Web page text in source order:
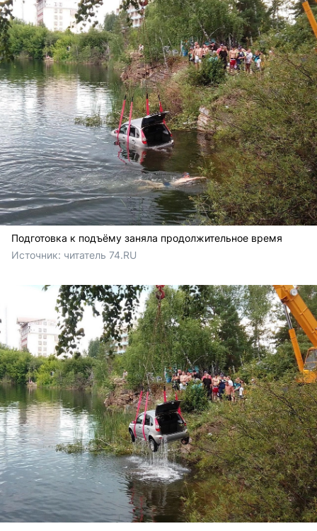
Подготовка к подъёму заняла продолжительное время
Источник: читатель 74.RU